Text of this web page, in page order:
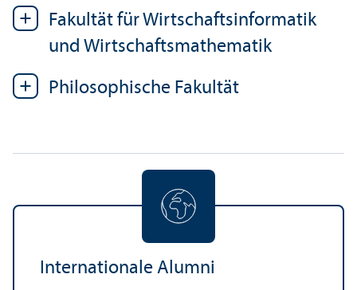
Fakultät für Wirtschafts­informatik
und Wirtschafts­mathematik
Philosophische Fakultät
Internationale Alumni